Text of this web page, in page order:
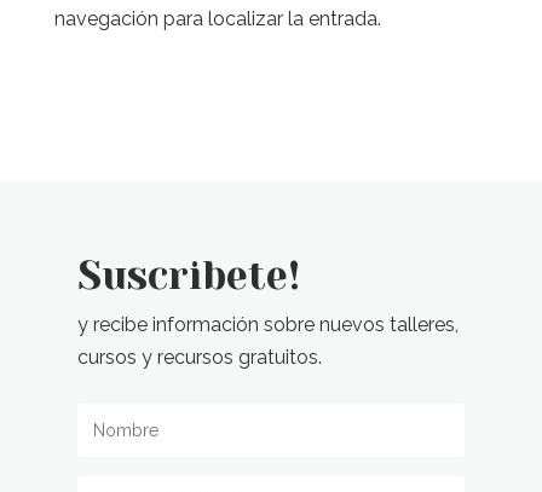
navegación para localizar la entrada.
Suscribete!
y recibe información sobre nuevos talleres,
cursos y recursos gratuitos.